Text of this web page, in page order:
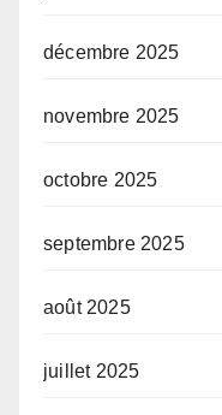
décembre 2025
novembre 2025
octobre 2025
septembre 2025
août 2025
juillet 2025